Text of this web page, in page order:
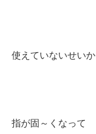
使えていないせいか
指が固～くなって